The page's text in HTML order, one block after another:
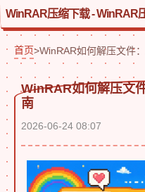
WinRAR压缩下载 - WinRAR
首页>WinRAR如何解压文件
WinRAR如何解压文
南
2026-06-24 08:07